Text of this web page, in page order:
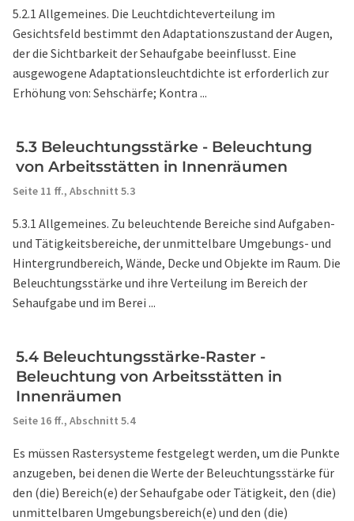
5.2.1 Allgemeines. Die Leuchtdichteverteilung im
Gesichtsfeld bestimmt den Adaptationszustand der Augen,
der die Sichtbarkeit der Sehaufgabe beeinflusst. Eine
ausgewogene Adaptationsleuchtdichte ist erforderlich zur
Erhöhung von: Sehschärfe; Kontra ...
5.3 Beleuchtungsstärke - Beleuchtung
von Arbeitsstätten in Innenräumen
Seite 11 ff., Abschnitt 5.3
5.3.1 Allgemeines. Zu beleuchtende Bereiche sind Aufgaben-
und Tätigkeitsbereiche, der unmittelbare Umgebungs- und
Hintergrundbereich, Wände, Decke und Objekte im Raum. Die
Beleuchtungsstärke und ihre Verteilung im Bereich der
Sehaufgabe und im Berei ...
5.4 Beleuchtungsstärke-Raster -
Beleuchtung von Arbeitsstätten in
Innenräumen
Seite 16 ff., Abschnitt 5.4
Es müssen Rastersysteme festgelegt werden, um die Punkte
anzugeben, bei denen die Werte der Beleuchtungsstärke für
den (die) Bereich(e) der Sehaufgabe oder Tätigkeit, den (die)
unmittelbaren Umgebungsbereich(e) und den (die)